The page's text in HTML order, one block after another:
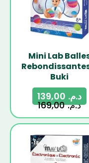
Mini Lab
Buki
د.م.169,00
د.م.
-18%